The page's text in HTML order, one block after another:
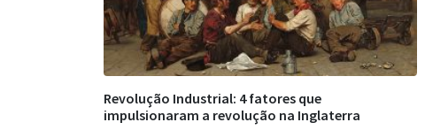
Revolução Industrial: 4 fatores que
impulsionaram a revolução na Inglaterra